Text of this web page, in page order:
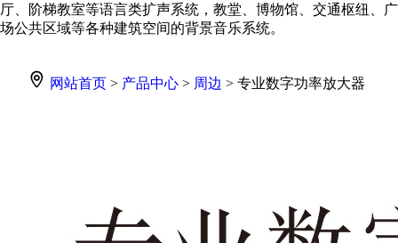
厅、阶梯教室等语言类扩声系统，教堂、博物馆、交通枢纽、广
场公共区域等各种建筑空间的背景音乐系统。
网站首页> 产品中心> 周边 > 专业数字功率放大器